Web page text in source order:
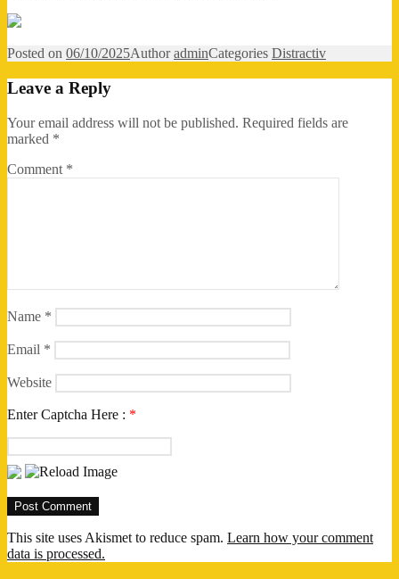
Posted on 06/10/2025AuthoradminCategories Distractiv
Leave a Reply
Your email address will not be published. Required fields are
marked *
Comment *
Name *
Email *
Website
Enter Captcha Here : *
This site uses Akismet to reduce spam. Learn how your comment
data is processed.